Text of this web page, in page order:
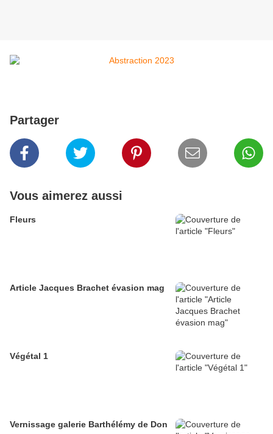
Partager
Vous aimerez aussi
Fleurs
Article Jacques Brachet évasion mag
Végétal 1
Vernissage galerie Barthélémy de Don